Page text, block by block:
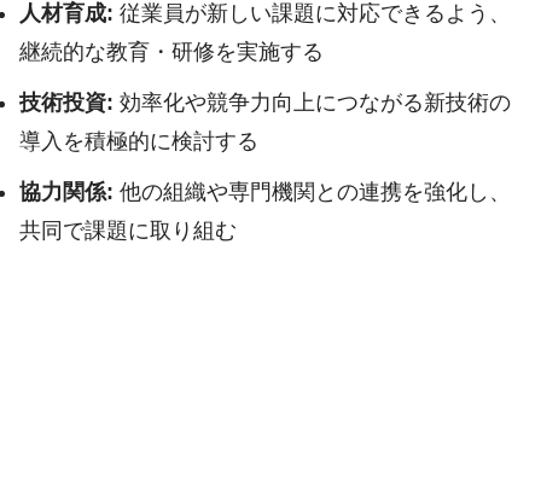
人材育成: 従業員が新しい課題に対応できるよう、
継続的な教育・研修を実施する
技術投資: 効率化や競争力向上につながる新技術の
導入を積極的に検討する
協力関係: 他の組織や専門機関との連携を強化し、
共同で課題に取り組む